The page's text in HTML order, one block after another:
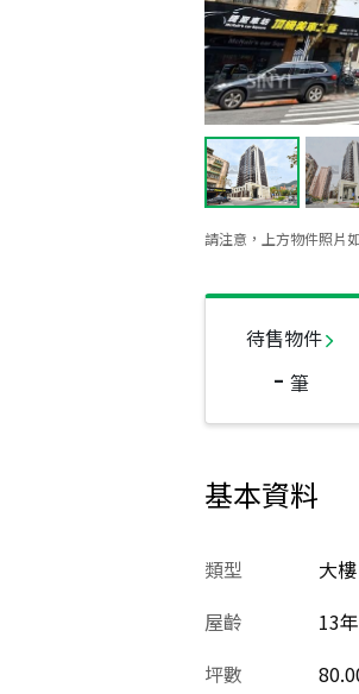
請注意，上方物件照片
待售物件
- 筆
基本資料
類型
大樓
屋齡
13年
坪數